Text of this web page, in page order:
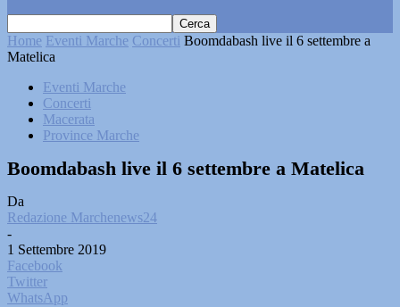
Home Eventi Marche Concerti Boomdabash live il 6 settembre a
Matelica
Eventi Marche
Concerti
Macerata
Province Marche
Boomdabash live il 6 settembre a Matelica
Da
Redazione Marchenews24
-
1 Settembre 2019
Facebook
Twitter
WhatsApp